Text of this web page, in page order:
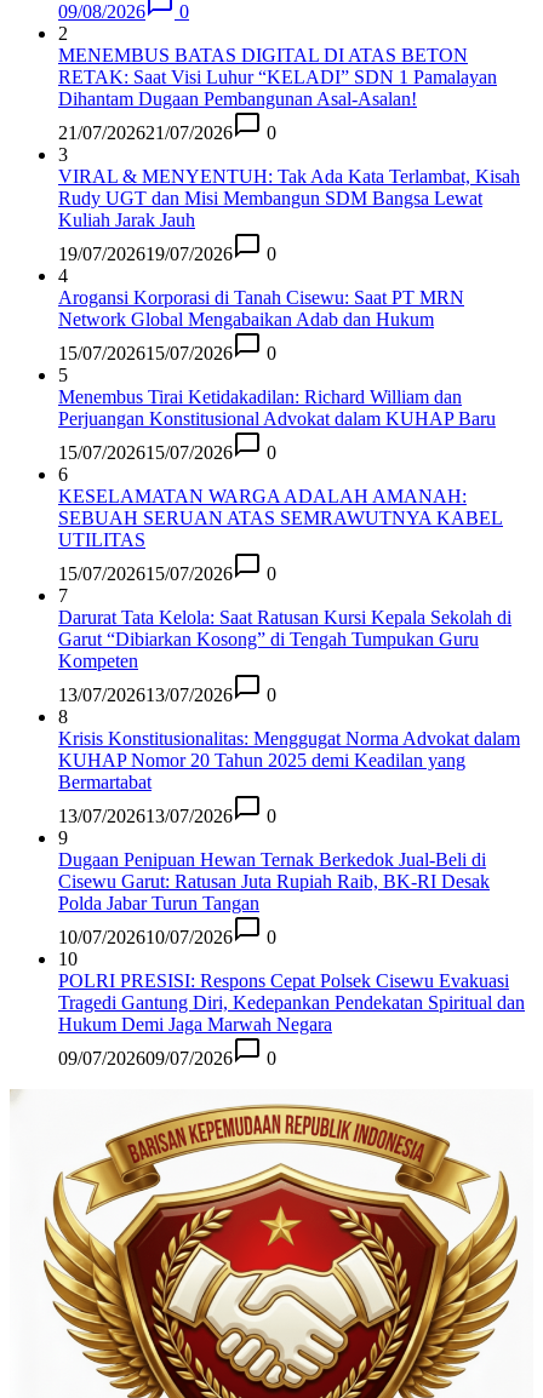
09/08/2026
0
2
MENEMBUS BATAS DIGITAL DI ATAS BETON
RETAK: Saat Visi Luhur “KELADI” SDN 1 Pamalayan
Dihantam Dugaan Pembangunan Asal-Asalan​!
21/07/202621/07/2026
0
3
VIRAL & MENYENTUH: Tak Ada Kata Terlambat, Kisah
Rudy UGT dan Misi Membangun SDM Bangsa Lewat
Kuliah Jarak Jauh
19/07/202619/07/2026
0
4
Arogansi Korporasi di Tanah Cisewu: Saat PT MRN
Network Global Mengabaikan Adab dan Hukum
15/07/202615/07/2026
0
5
Menembus Tirai Ketidakadilan: Richard William dan
Perjuangan Konstitusional Advokat dalam KUHAP Baru
15/07/202615/07/2026
0
6
KESELAMATAN WARGA ADALAH AMANAH:
SEBUAH SERUAN ATAS SEMRAWUTNYA KABEL
UTILITAS
15/07/202615/07/2026
0
7
Darurat Tata Kelola: Saat Ratusan Kursi Kepala Sekolah di
Garut “Dibiarkan Kosong” di Tengah Tumpukan Guru
Kompeten
13/07/202613/07/2026
0
8
Krisis Konstitusionalitas: Menggugat Norma Advokat dalam
KUHAP Nomor 20 Tahun 2025 demi Keadilan yang
Bermartabat
13/07/202613/07/2026
0
9
Dugaan Penipuan Hewan Ternak Berkedok Jual-Beli di
Cisewu Garut: Ratusan Juta Rupiah Raib, BK-RI Desak
Polda Jabar Turun Tangan
10/07/202610/07/2026
0
10
POLRI PRESISI: Respons Cepat Polsek Cisewu Evakuasi
Tragedi Gantung Diri, Kedepankan Pendekatan Spiritual dan
Hukum Demi Jaga Marwah Negara
09/07/202609/07/2026 0